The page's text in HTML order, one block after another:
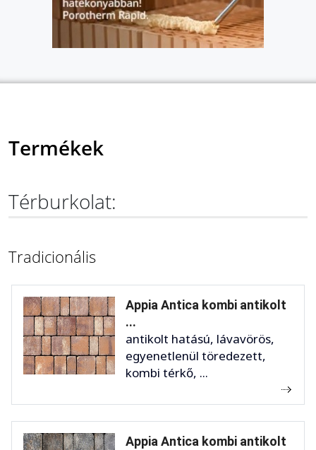
Termékek
Térburkolat:
Tradicionális
Appia Antica kombi antikolt
...
antikolt hatású, lávavörös,
egyenetlenül töredezett,
kombi térkő, ...
Appia Antica kombi antikolt